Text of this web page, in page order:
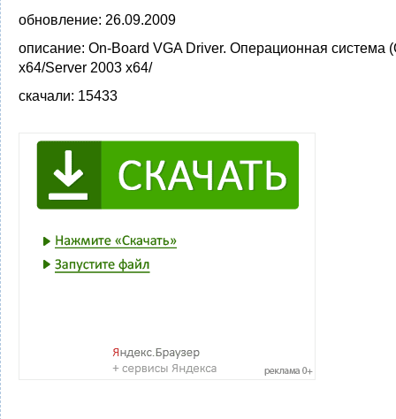
обновление: 26.09.2009
описание: On-Board VGA Driver. Операционная система
x64/Server 2003 x64/
скачали: 15433